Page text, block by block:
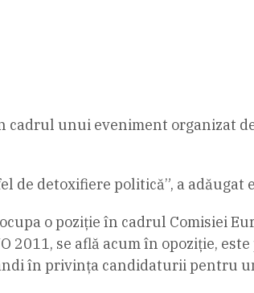
unui eveniment organizat
de detoxifiere politică”, a adăugat
o poziție în cadrul Comisiei
2011, se află acum în opoziție,
în privința candidaturii pentru